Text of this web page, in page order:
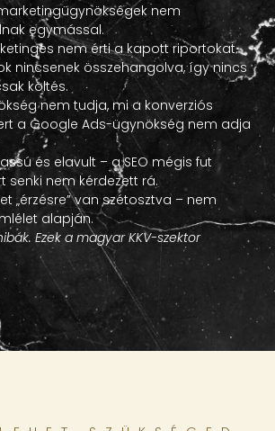
nem
egymással.
nem érti a kapott riportokat.
nincsenek összehangolva, így nincs
költés.
nem tudja, mi a konverziós
a Google Ads-ügynökség nem adja
és elavult – a SEO mégis fut
senki nem kérdezett rá.
„érzésre” van szétosztva – nem
alapján.
Ezek a magyar KKV-szektor